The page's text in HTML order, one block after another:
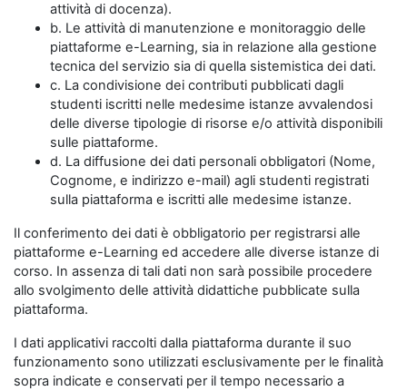
attività di docenza).
b. Le attività di manutenzione e monitoraggio delle
piattaforme e-Learning, sia in relazione alla gestione
tecnica del servizio sia di quella sistemistica dei dati.
c. La condivisione dei contributi pubblicati dagli
studenti iscritti nelle medesime istanze avvalendosi
delle diverse tipologie di risorse e/o attività disponibili
sulle piattaforme.
d. La diffusione dei dati personali obbligatori (Nome,
Cognome, e indirizzo e-mail) agli studenti registrati
sulla piattaforma e iscritti alle medesime istanze.
Il conferimento dei dati è obbligatorio per registrarsi alle
piattaforme e-Learning ed accedere alle diverse istanze di
corso. In assenza di tali dati non sarà possibile procedere
allo svolgimento delle attività didattiche pubblicate sulla
piattaforma.
I dati applicativi raccolti dalla piattaforma durante il suo
funzionamento sono utilizzati esclusivamente per le finalità
sopra indicate e conservati per il tempo necessario a